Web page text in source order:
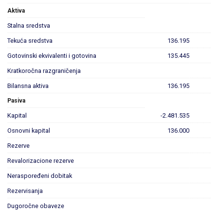
Aktiva
Stalna sredstva
Tekuća sredstva 136.195
Gotovinski ekvivalenti i gotovina 135.445
Kratkoročna razgraničenja
Bilansna aktiva 136.195
Pasiva
Kapital -2.481.535
Osnovni kapital 136.000
Rezerve
Revalorizacione rezerve
Neraspoređeni dobitak
Rezervisanja
Dugoročne obaveze